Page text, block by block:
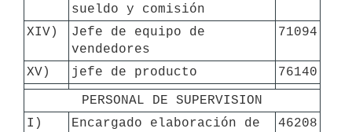
sueldo y comisión
XIV)
Jefe de equipo de
vendedores
71094
XV) jefe de producto
76140
PERSONAL DE SUPERVISION
I)
Encargado elaboración de
46208